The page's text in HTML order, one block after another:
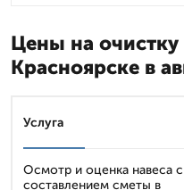
Цены на очистку
Красноярске в
Услуга
Осмотр и оценка навеса с
составлением сметы в